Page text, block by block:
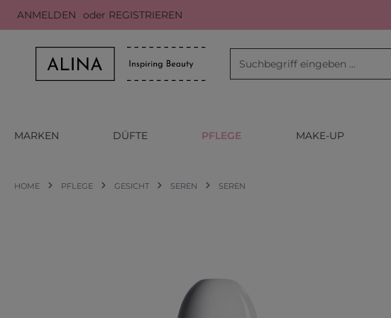
Hauptinhalt springen
Zur Suche springen
Zur Hauptnavigation springen
ANMELDEN oder REGISTRIEREN
MARKEN DÜFTE PFLEGE MAKE-UP
HOME PFLEGE GESICHT SEREN SEREN